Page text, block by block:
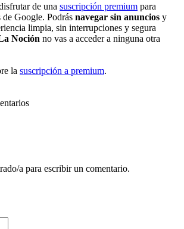
de una suscripción premium para
Google. Podrás navegar sin anuncios y
limpia, sin interrupciones y segura
Noción no vas a acceder a ninguna otra
la suscripción a premium.
a para escribir un comentario.